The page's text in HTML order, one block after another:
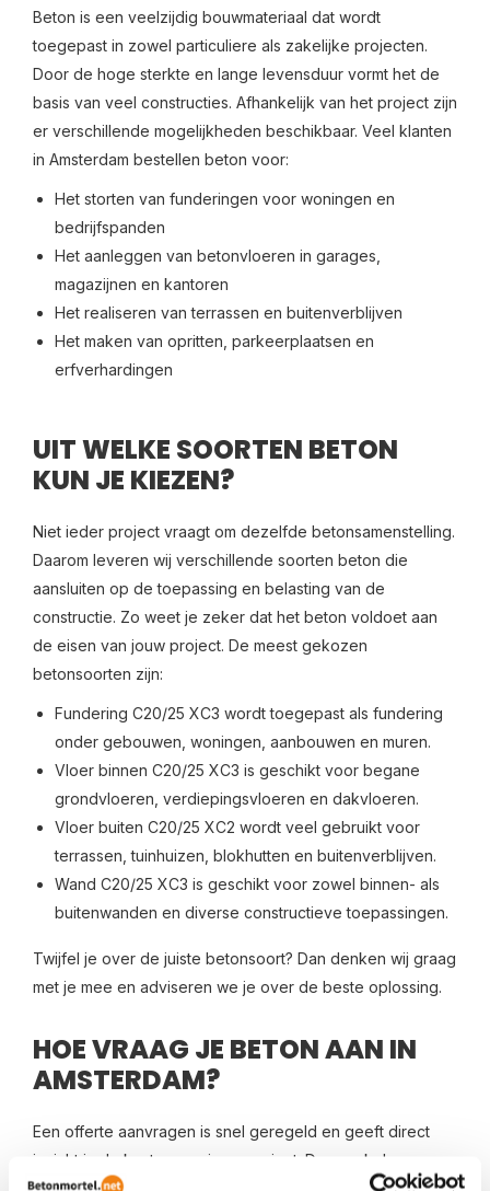
Beton is een veelzijdig bouwmateriaal dat wordt
toegepast in zowel particuliere als zakelijke projecten.
Door de hoge sterkte en lange levensduur vormt het de
basis van veel constructies. Afhankelijk van het project zijn
er verschillende mogelijkheden beschikbaar. Veel klanten
in Amsterdam bestellen beton voor:
Het storten van funderingen voor woningen en
bedrijfspanden
Het aanleggen van betonvloeren in garages,
magazijnen en kantoren
Het realiseren van terrassen en buitenverblijven
Het maken van opritten, parkeerplaatsen en
erfverhardingen
UIT WELKE SOORTEN BETON
KUN JE KIEZEN?
Niet ieder project vraagt om dezelfde betonsamenstelling.
Daarom leveren wij verschillende soorten beton die
aansluiten op de toepassing en belasting van de
constructie. Zo weet je zeker dat het beton voldoet aan
de eisen van jouw project. De meest gekozen
betonsoorten zijn:
Fundering C20/25 XC3 wordt toegepast als fundering
onder gebouwen, woningen, aanbouwen en muren.
Vloer binnen C20/25 XC3 is geschikt voor begane
grondvloeren, verdiepingsvloeren en dakvloeren.
Vloer buiten C20/25 XC2 wordt veel gebruikt voor
terrassen, tuinhuizen, blokhutten en buitenverblijven.
Wand C20/25 XC3 is geschikt voor zowel binnen- als
buitenwanden en diverse constructieve toepassingen.
Twijfel je over de juiste betonsoort? Dan denken wij graag
met je mee en adviseren we je over de beste oplossing.
HOE VRAAG JE BETON AAN IN
AMSTERDAM?
Een offerte aanvragen is snel geregeld en geeft direct
inzicht in de kosten van jouw project. Door enkele